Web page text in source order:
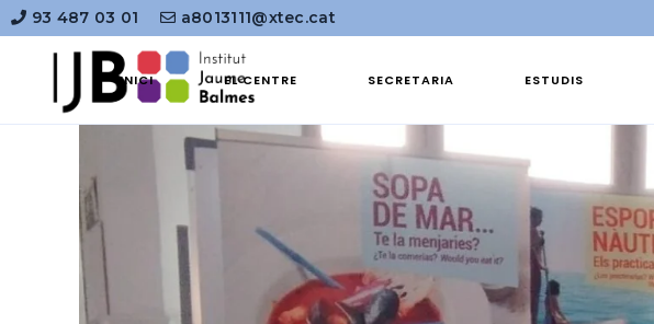
93 487 03 01 a8013111@xtec.cat
INICI EL CENTRE SECRETARIA ESTUDIS